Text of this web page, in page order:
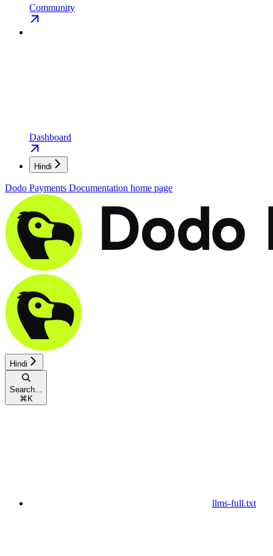
Community
Dashboard
Hindi
Dodo Payments Documentation home page
Hindi
Search...
⌘ K
llms-full.txt